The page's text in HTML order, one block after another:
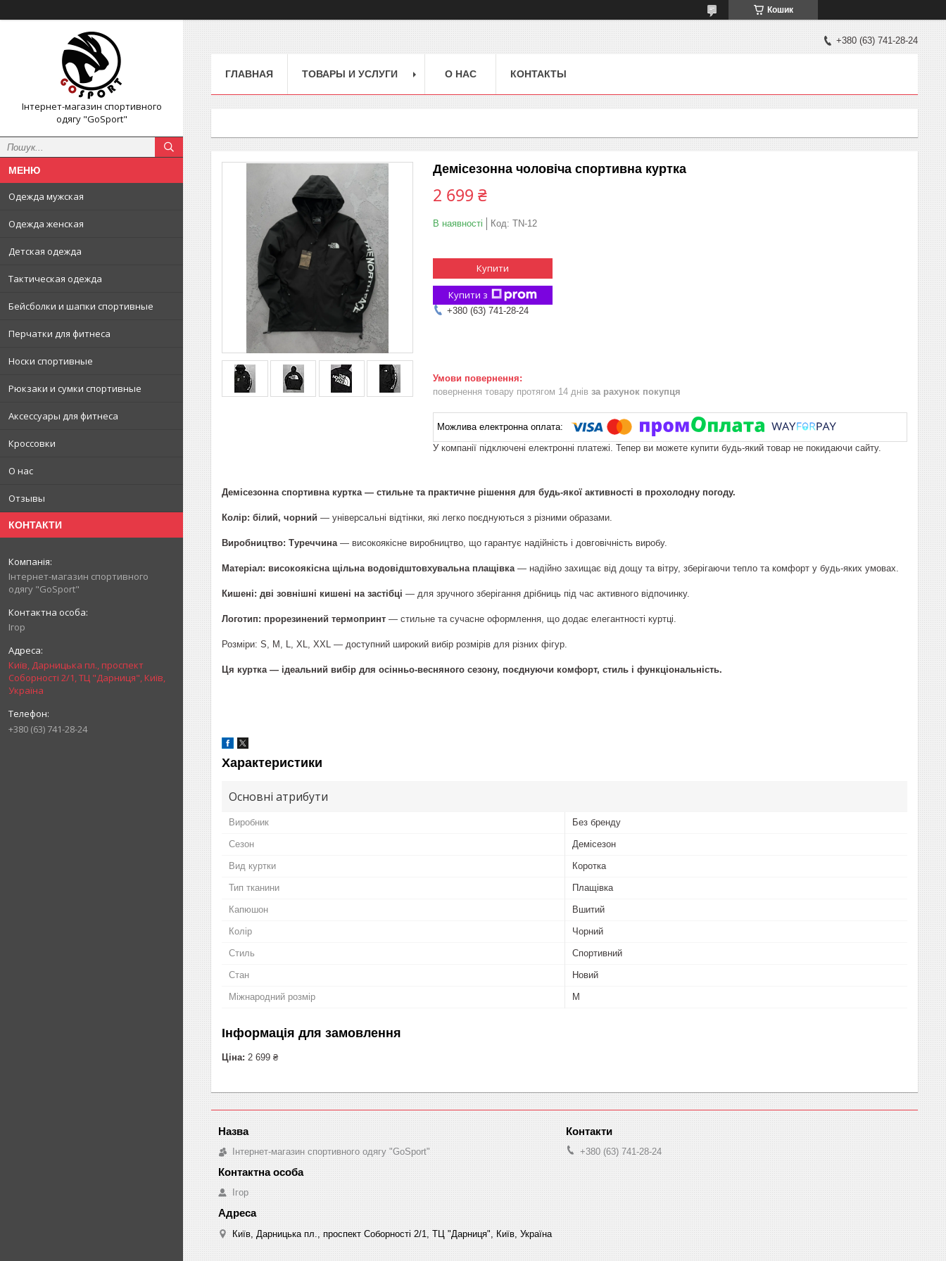
Кошик
Інтернет-магазин спортивного
одягу "GoSport"
Одежда мужская
Одежда женская
Детская одежда
Тактическая одежда
Бейсболки и шапки спортивные
Перчатки для фитнеса
Носки спортивные
Рюкзаки и сумки спортивные
Аксессуары для фитнеса
Кроссовки
О нас
Отзывы
КОНТАКТИ
Інтернет-магазин спортивного
одягу "GoSport"
Ігор
Київ, Дарницька пл., проспект
Соборності 2/1, ТЦ "Дарниця", Київ,
Україна
+380 (63) 741-28-24
+380 (63) 741-28-24
ГЛАВНАЯ ТОВАРЫ И УСЛУГИ О НАС КОНТАКТЫ
Демісезонна чоловіча спортивна куртка
2 699 ₴
В наявності Код: TN-12
Купити
Купити з
+380 (63) 741-28-24
повернення товару протягом 14 днів за рахунок покупця
У компанії підключені електронні платежі. Тепер ви можете купити будь-який товар не покидаючи сайту.
Демісезонна спортивна куртка — стильне та практичне рішення для будь-якої активності в прохолодну погоду.
Колір: білий, чорний — універсальні відтінки, які легко поєднуються з різними образами.
Виробництво: Туреччина — високоякісне виробництво, що гарантує надійність і довговічність виробу.
Матеріал: високоякісна щільна водовідштовхувальна плащівка — надійно захищає від дощу та вітру, зберігаючи тепло та комфорт у будь-яких умовах.
Кишені: дві зовнішні кишені на застібці — для зручного зберігання дрібниць під час активного відпочинку.
Логотип: прорезинений термопринт — стильне та сучасне оформлення, що додає елегантності куртці.
Розміри: S, M, L, XL, XXL — доступний широкий вибір розмірів для різних фігур.
Ця куртка — ідеальний вибір для осінньо-весняного сезону, поєднуючи комфорт, стиль і функціональність.
Характеристики
Основні атрибути
Виробник Без бренду
Сезон Демісезон
Вид куртки Коротка
Тип тканини Плащівка
Капюшон Вшитий
Колір Чорний
Стиль Спортивний
Стан Новий
Міжнародний розмір M
Інформація для замовлення
Ціна: 2 699 ₴
Інтернет-магазин спортивного одягу "GoSport"
Ігор
Київ, Дарницька пл., проспект Соборності 2/1, ТЦ "Дарниця", Київ, Україна
+380 (63) 741-28-24